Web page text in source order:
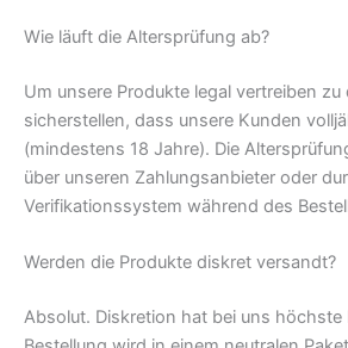
Wie läuft die Altersprüfung ab?
Um unsere Produkte legal vertreiben
sicherstellen, dass unsere Kunden
(mindestens 18 Jahre). Die
über unseren Zahlungsanbieter oder
Verifikationssystem während des
Werden die Produkte diskret versandt?
Absolut. Diskretion hat bei uns höchste